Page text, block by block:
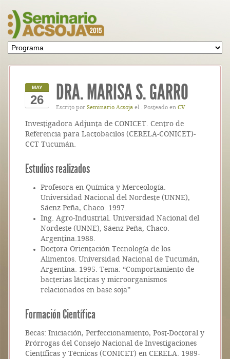
MAY
26 DRA. MARISA S. GARRO
Escrito por Seminario Acsoja el . Posteado en CV
Investigadora Adjunta de CONICET. Centro de
Referencia para Lactobacilos (CERELA-CONICET)-
CCT Tucumán.
Estudios realizados
Profesora en Química y Merceología.
Universidad Nacional del Nordeste (UNNE),
Sáenz Peña, Chaco. 1997.
Ing. Agro-Industrial. Universidad Nacional del
Nordeste (UNNE), Sáenz Peña, Chaco.
Argentina.1988.
Doctora Orientación Tecnología de los
Alimentos. Universidad Nacional de Tucumán,
Argentina. 1995. Tema: “Comportamiento de
bacterias lácticas y microorganismos
relacionados en base soja”
Formación Científica
Becas: Iniciación, Perfeccionamiento, Post-Doctoral y
Prórrogas del Consejo Nacional de Investigaciones
Científicas y Técnicas (CONICET) en CERELA. 1989-